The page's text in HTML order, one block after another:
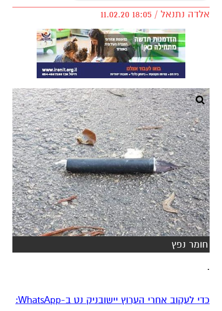
אלדה נתנאל / 18:05 11.02.20
חומר נפץ
.
‏כדי לעקוב אחרי הערוץ יישובניק נט ב-WhatsApp:‏‏‏